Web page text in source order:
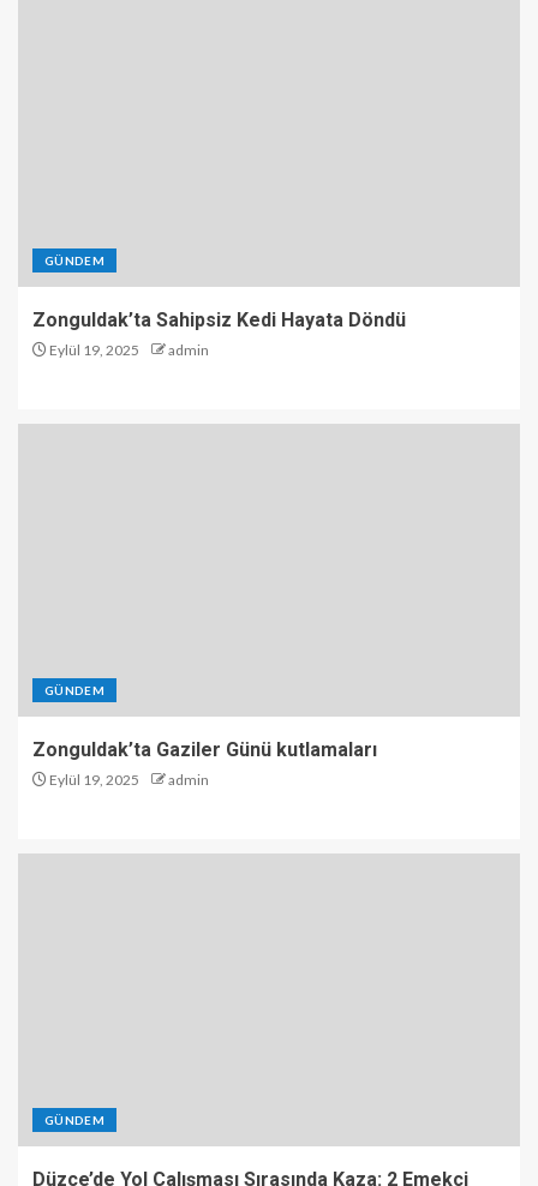
GÜNDEM
Zonguldak’ta Sahipsiz Kedi Hayata Döndü
Eylül 19, 2025 admin
GÜNDEM
Zonguldak’ta Gaziler Günü kutlamaları
Eylül 19, 2025 admin
GÜNDEM
Düzce’de Yol Çalışması Sırasında Kaza: 2 Emekçi